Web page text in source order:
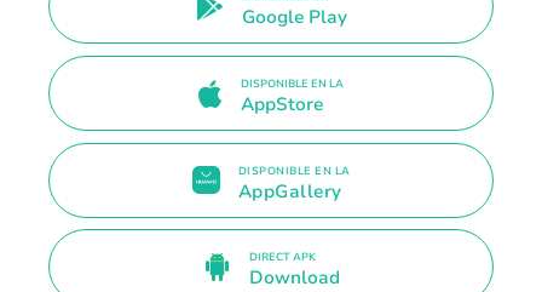
Google Play
DISPONIBLE EN LA
AppStore
DISPONIBLE EN LA
AppGallery
DIRECT APK
Download